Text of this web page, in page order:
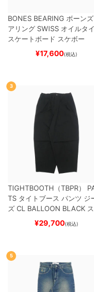
BONES BEARING ボーンズ
アリング SWISS オイルタ
スケートボード スケボー
¥17,600(税込)
3
TIGHTBOOTH（TBPR）
TS タイトブース パンツ ジ
ズ CL BALLOON BLACK
ートボード スケボー
¥29,700(税込)
5